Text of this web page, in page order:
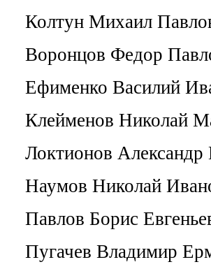
Колтун Михаил
Воронцов Федор
Ефименко Василий
Клейменов Николай
Локтионов Александр
Наумов Николай
Павлов Борис
Пугачев Владимир